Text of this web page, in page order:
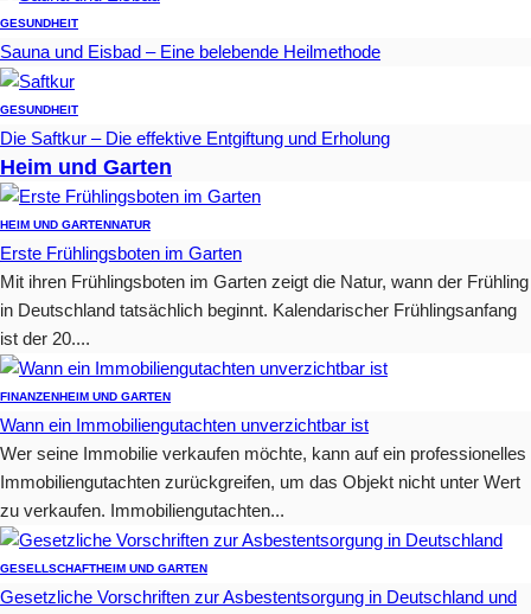
GESUNDHEIT
Sauna und Eisbad – Eine belebende Heilmethode
GESUNDHEIT
Die Saftkur – Die effektive Entgiftung und Erholung
Heim und Garten
HEIM UND GARTEN NATUR
Erste Frühlingsboten im Garten
Mit ihren Frühlingsboten im Garten zeigt die Natur, wann der Frühling
in Deutschland tatsächlich beginnt. Kalendarischer Frühlingsanfang
ist der 20....
FINANZEN HEIM UND GARTEN
Wann ein Immobiliengutachten unverzichtbar ist
Wer seine Immobilie verkaufen möchte, kann auf ein professionelles
Immobiliengutachten zurückgreifen, um das Objekt nicht unter Wert
zu verkaufen. Immobiliengutachten...
GESELLSCHAFTHEIM UND GARTEN
Gesetzliche Vorschriften zur Asbestentsorgung in Deutschland und